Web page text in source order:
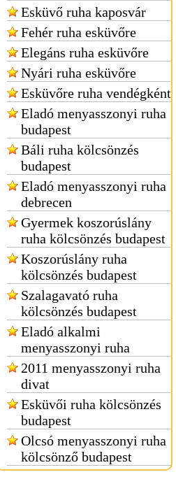
Esküvő ruha kaposvár
Fehér ruha esküvőre
Elegáns ruha esküvőre
Nyári ruha esküvőre
Esküvőre ruha vendégként
Eladó menyasszonyi ruha
budapest
Báli ruha kölcsönzés
budapest
Eladó menyasszonyi ruha
debrecen
Gyermek koszorúslány
ruha kölcsönzés budapest
Koszorúslány ruha
kölcsönzés budapest
Szalagavató ruha
kölcsönzés budapest
Eladó alkalmi
menyasszonyi ruha
2011 menyasszonyi ruha
divat
Esküvői ruha kölcsönzés
budapest
Olcsó menyasszonyi ruha
kölcsönző budapest